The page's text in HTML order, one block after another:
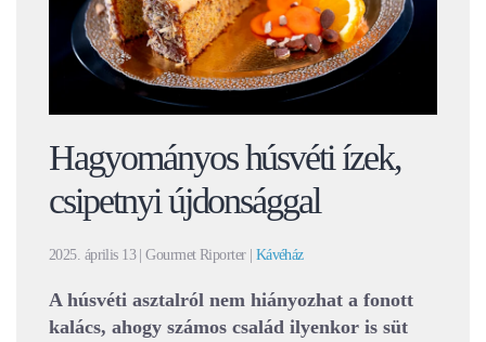
Hagyományos húsvéti ízek,
csipetnyi újdonsággal
2025. április 13| Gourmet Riporter | Kávéház
A húsvéti asztalról nem hiányozhat a fonott
kalács, ahogy számos család ilyenkor is süt